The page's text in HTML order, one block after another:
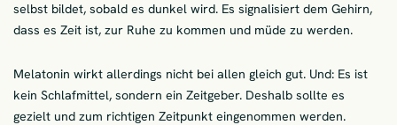
selbst bildet, sobald es dunkel wird. Es signalisiert dem Gehirn,
dass es Zeit ist, zur Ruhe zu kommen und müde zu werden.
Melatonin wirkt allerdings nicht bei allen gleich gut. Und: Es ist
kein Schlafmittel, sondern ein Zeitgeber. Deshalb sollte es
gezielt und zum richtigen Zeitpunkt eingenommen werden.